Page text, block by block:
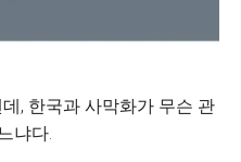
, 한국과 사막화가 무슨 관
냐다.